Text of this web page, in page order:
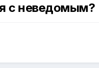
с неведомым?